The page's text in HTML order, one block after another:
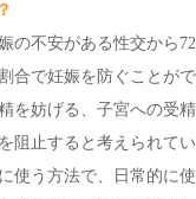
の不安がある性交から
合で妊娠を防ぐことがで
を妨げる、子宮への受
阻止すると考えられてい
使う方法で、日常的に